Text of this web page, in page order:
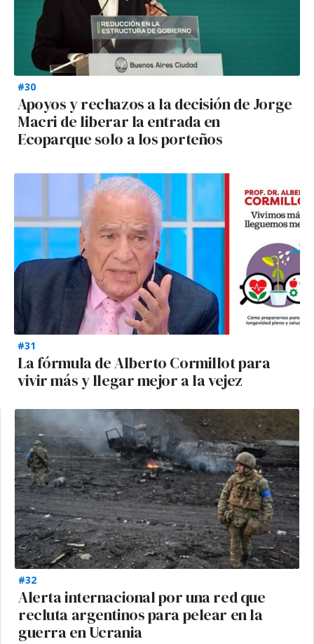
#30
Apoyos y rechazos a la decisión de Jorge
Macri de liberar la entrada en
Ecoparque solo a los porteños
#31
La fórmula de Alberto Cormillot para
vivir más y llegar mejor a la vejez
#32
Alerta internacional por una red que
recluta argentinos para pelear en la
guerra en Ucrania